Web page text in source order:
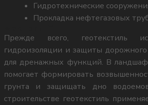
8 (909) 430-52-22
Telegram
Славрос СД
Гидротехнические
Прокладка нефтегазовых
Прежде всего, геотекстиль
гидроизоляции и защиты
для дренажных функций. В
помогает формировать
грунта и защищать дно
строительстве геотекстиль